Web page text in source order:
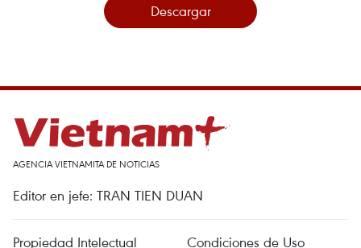
Descargar
AGENCIA VIETNAMITA DE NOTICIAS
Editor en jefe: TRAN TIEN DUAN
Propiedad Intelectual
Condiciones de Uso